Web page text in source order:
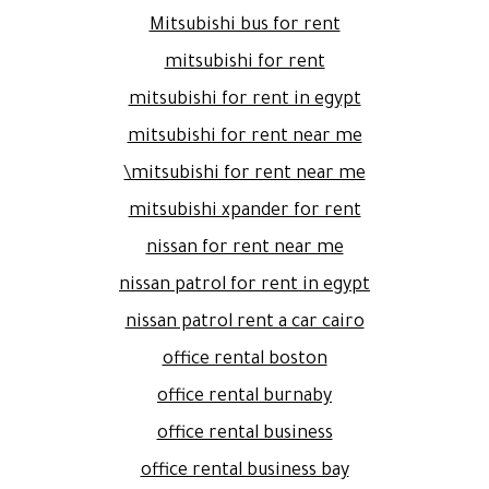
Mitsubishi bus for rent
mitsubishi for rent
mitsubishi for rent in egypt
mitsubishi for rent near me
mitsubishi for rent near me\
mitsubishi xpander for rent
nissan for rent near me
nissan patrol for rent in egypt
nissan patrol rent a car cairo
office rental boston
office rental burnaby
office rental business
office rental business bay